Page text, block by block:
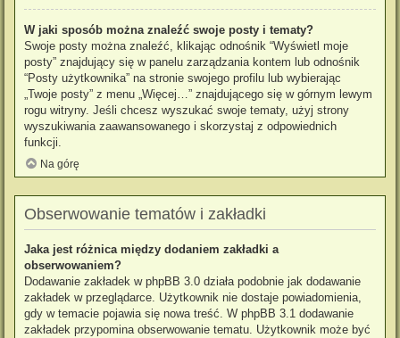
W jaki sposób można znaleźć swoje posty i tematy?
Swoje posty można znaleźć, klikając odnośnik “Wyświetl moje
posty” znajdujący się w panelu zarządzania kontem lub odnośnik
“Posty użytkownika” na stronie swojego profilu lub wybierając
„Twoje posty” z menu „Więcej…” znajdującego się w górnym lewym
rogu witryny. Jeśli chcesz wyszukać swoje tematy, użyj strony
wyszukiwania zaawansowanego i skorzystaj z odpowiednich
funkcji.
Na górę
Obserwowanie tematów i zakładki
Jaka jest różnica między dodaniem zakładki a
obserwowaniem?
Dodawanie zakładek w phpBB 3.0 działa podobnie jak dodawanie
zakładek w przeglądarce. Użytkownik nie dostaje powiadomienia,
gdy w temacie pojawia się nowa treść. W phpBB 3.1 dodawanie
zakładek przypomina obserwowanie tematu. Użytkownik może być